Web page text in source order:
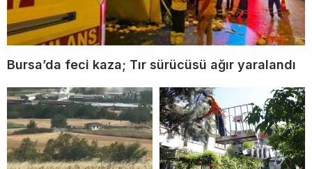
Bursa’da feci kaza; Tır sürücüsü ağır yaralandı